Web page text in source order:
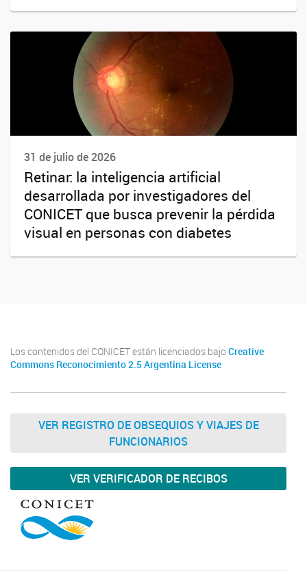
31 de julio de 2026
Retinar: la inteligencia artificial
desarrollada por investigadores del
CONICET que busca prevenir la pérdida
visual en personas con diabetes
Los contenidos del CONICET están licenciados bajo Creative
Commons Reconocimiento 2.5 Argentina License
VER REGISTRO DE OBSEQUIOS Y VIAJES DE
FUNCIONARIOS
VER VERIFICADOR DE RECIBOS